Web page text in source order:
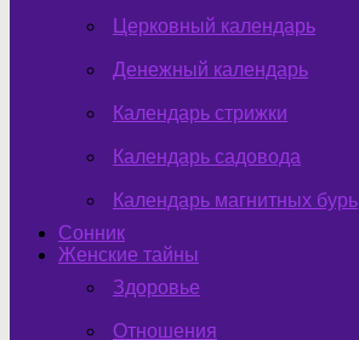
Церковный календарь
Денежный календарь
Календарь стрижки
Календарь садовода
Календарь магнитных бурь
Сонник
Женские тайны
Здоровье
Отношения